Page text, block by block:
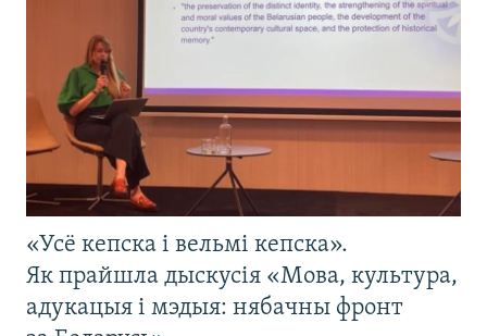
«Усё кепска і вельмі кепска».
Як прайшла дыскусія «Мова, культура,
адукацыя і мэдыя: нябачны фронт